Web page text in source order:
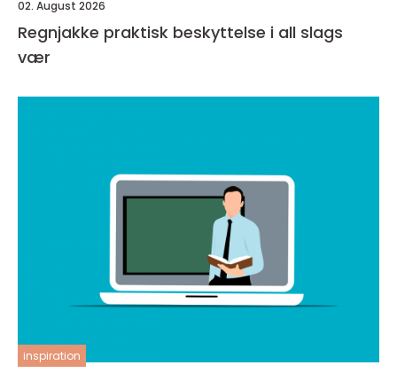
02. August 2026
Regnjakke praktisk beskyttelse i all slags
vær
inspiration